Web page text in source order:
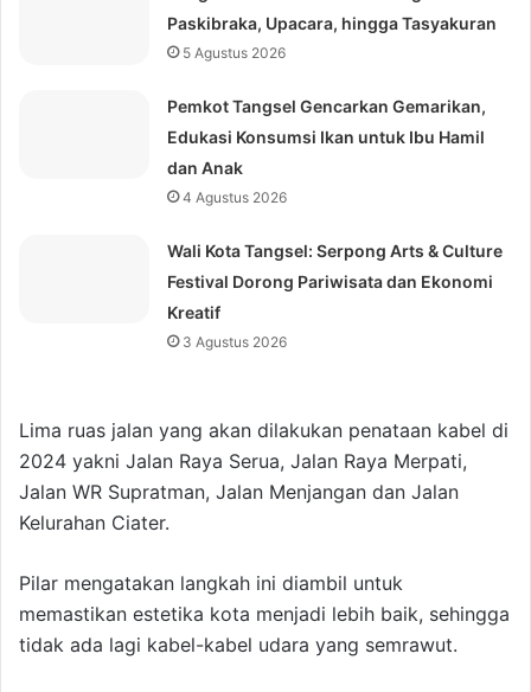
Paskibraka, Upacara, hingga Tasyakuran
5 Agustus 2026
Pemkot Tangsel Gencarkan Gemarikan,
Edukasi Konsumsi Ikan untuk Ibu Hamil
dan Anak
4 Agustus 2026
Wali Kota Tangsel: Serpong Arts & Culture
Festival Dorong Pariwisata dan Ekonomi
Kreatif
3 Agustus 2026
Lima ruas jalan yang akan dilakukan penataan kabel di
2024 yakni Jalan Raya Serua, Jalan Raya Merpati,
Jalan WR Supratman, Jalan Menjangan dan Jalan
Kelurahan Ciater.
Pilar mengatakan langkah ini diambil untuk
memastikan estetika kota menjadi lebih baik, sehingga
tidak ada lagi kabel-kabel udara yang semrawut.